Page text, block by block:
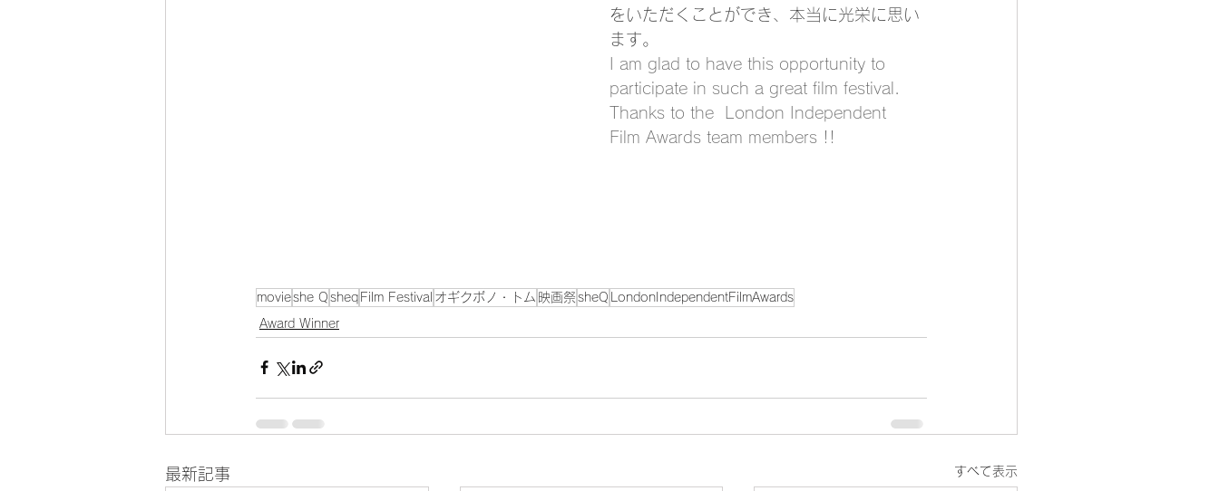
をいただくことができ、本当に光栄に思い
ます。
I am glad to have this opportunity to
participate in such a great film festival.
Thanks to the  London Independent
Film Awards team members !!
movie she Q sheq Film Festival オギクボノ・トム 映画祭 sheQ LondonIndependentFilmAwards
Award Winner
最新記事 すべて表示